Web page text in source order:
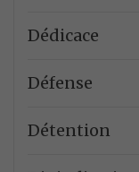
Dédicace
Défense
Détention